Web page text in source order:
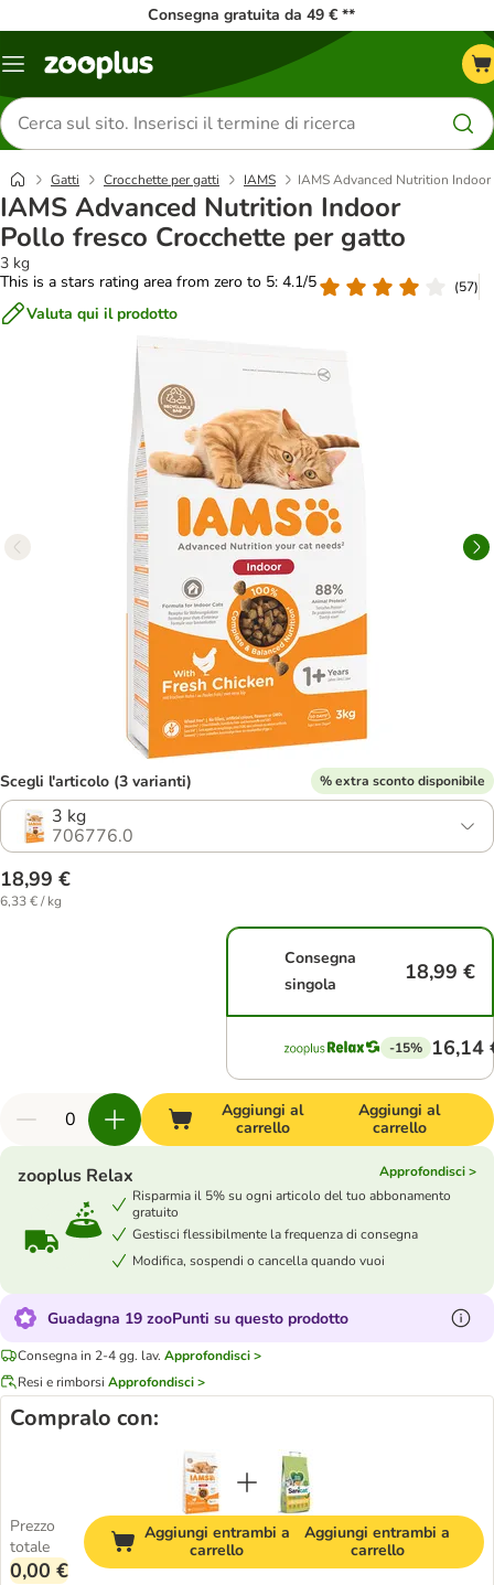
Consegna gratuita da 49 € **
Overview
Cerca
prodotti
Gatti Crocchette per gatti IAMS IAMS Advanced Nutrition
IAMS Advanced Nutrition Indoor
Pollo fresco Crocchette per gatto
3 kg
This is a stars rating area from zero to 5: 4.1/5
(57)
Valuta qui il prodotto
Scegli l'articolo (3 varianti) % extra sconto disponibile
3 kg
706776.0
18,99 €
6,33 € / kg
Consegna
singola
18,99 €
-15% 16,14
Aggiungi al
carrello
Aggiungi al
carrello
zooplus Relax
Approfondisci >
Risparmia il 5% su ogni articolo del tuo abbonamento
gratuito
Gestisci flessibilmente la frequenza di consegna
Modifica, sospendi o cancella quando vuoi
Guadagna 19 zooPunti su questo prodotto
Consegna in 2-4 gg. lav. Approfondisci >
Resi e rimborsi Approfondisci >
Compralo con:
Prezzo
totale
0,00 €
Aggiungi entrambi a
carrello
Aggiungi entrambi a
carrello